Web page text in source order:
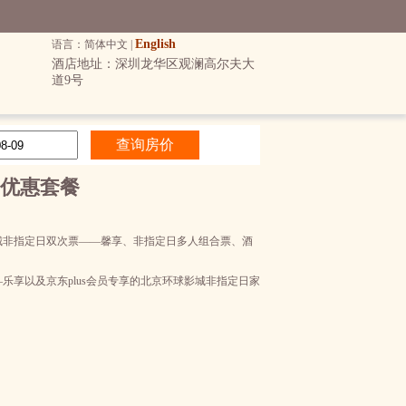
语言：简体中文 | English
酒店地址：深圳龙华区观澜高尔夫大
道9号
惠套餐
非指定日双次票——馨享、非指定日多人组合票、酒
享以及京东plus会员专享的北京环球影城非指定日家